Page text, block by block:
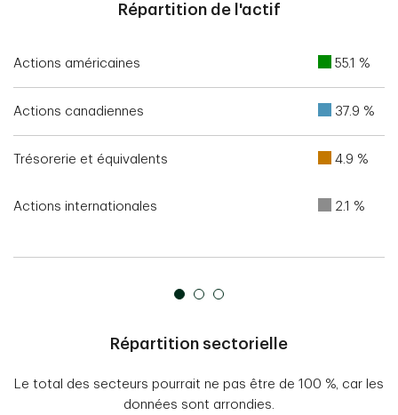
Répartition de l'actif
Actions américaines 55.1 %
Actions canadiennes 37.9 %
Trésorerie et équivalents 4.9 %
Actions internationales 2.1 %
Répartition sectorielle
Le total des secteurs pourrait ne pas être de 100 %, car les
données sont arrondies.